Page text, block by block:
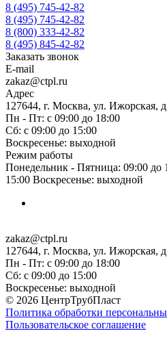
8 (495) 745-42-82
8 (495) 745-42-82
8 (800) 333-42-82
8 (495) 845-42-82
Заказать звонок
E-mail
zakaz@ctpl.ru
Адрес
127644, г. Москва, ул.
Пн - Пт: с 09:00 до 18:00
Сб: с 09:00 до 15:00
Воскресенье: выходной
Режим работы
Понедельник - Пятница: 09:00 до
15:00 Воскресенье: выходной
zakaz@ctpl.ru
127644, г. Москва, ул.
Пн - Пт: с 09:00 до 18:00
Сб: с 09:00 до 15:00
Воскресенье: выходной
© 2026 ЦентрТрубПласт
Политика обработки
Пользовательское соглашение